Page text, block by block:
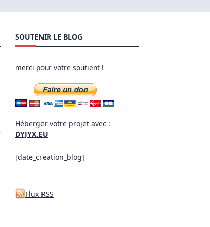
SOUTENIR LE BLOG
merci pour votre soutient !
Héberger votre projet avec :
DYJYX.EU
[date_creation_blog]
Flux RSS